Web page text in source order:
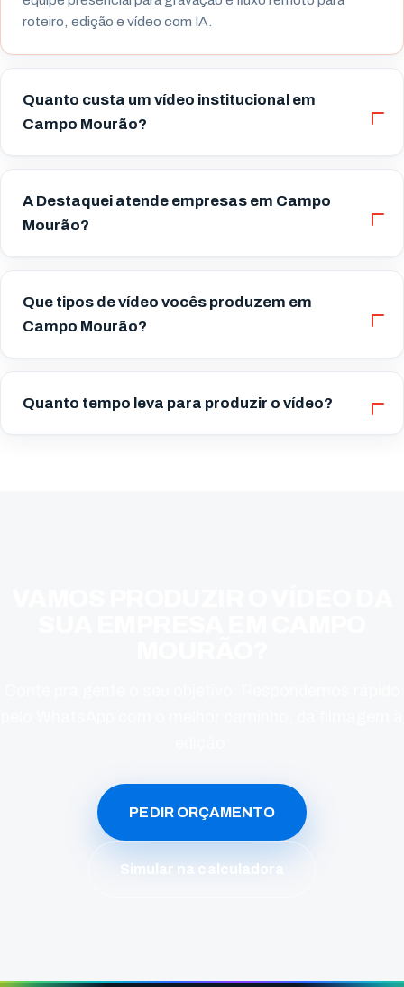
roteiro, edição e vídeo com IA.
Quanto custa um vídeo institucional em
Campo Mourão?
A Destaquei atende empresas em Campo
Mourão?
Que tipos de vídeo vocês produzem em
Campo Mourão?
Quanto tempo leva para produzir o vídeo?
PEDIR ORÇAMENTO
Simular na calculadora